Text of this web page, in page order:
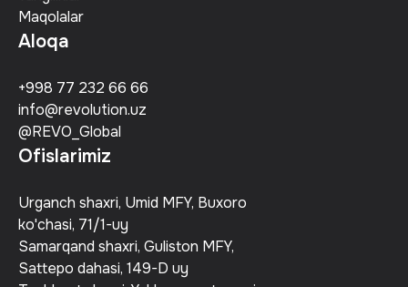
Maqolalar
Aloqa
+998 77 232 66 66
info@revolution.uz
@REVO_Global
Ofislarimiz
Urganch shaxri, Umid MFY, Buxoro
ko'chasi, 71/1-uy
Samarqand shaxri, Guliston MFY,
Sattepo dahasi, 149-D uy